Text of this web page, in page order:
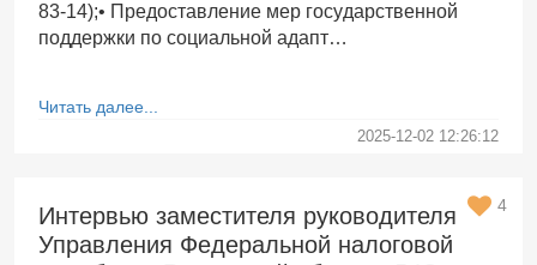
83-14);• Предоставление мер государственной
поддержки по социальной адапт…
Читать далее...
2025-12-02 12:26:12
Интервью заместителя руководителя
Управления Федеральной налоговой
4